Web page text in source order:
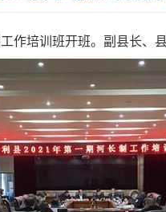
培训班开班。副县长、县